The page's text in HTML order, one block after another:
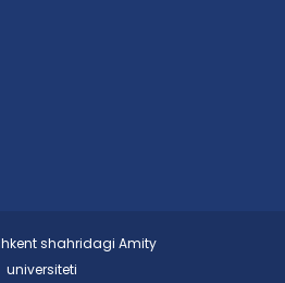
shahridagi Amity
universiteti